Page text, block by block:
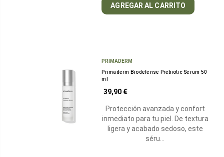
AGREGAR AL CARRITO
PRIMADERM
Primaderm Biodefense Prebiotic Serum 50
ml
39,90 €
Protección avanzada y confort
inmediato para tu piel. De textura
ligera y acabado sedoso, este
séru…